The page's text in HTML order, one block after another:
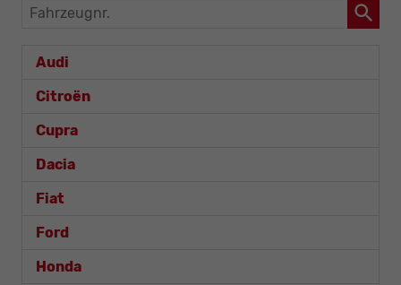
Fahrzeugnr.
Audi
Citroën
Cupra
Dacia
Fiat
Ford
Honda